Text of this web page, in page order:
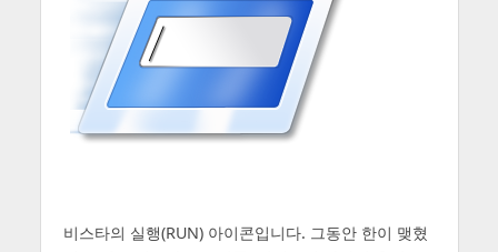
비스타의 실행(RUN) 아이콘입니다. 그동안 한이 맺혔